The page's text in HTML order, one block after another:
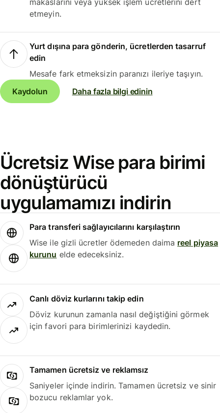
makaslarını veya yüksek işlem ücretlerini dert
etmeyin.
Yurt dışına para gönderin, ücretlerden tasarruf
edin
Mesafe fark etmeksizin paranızı ileriye taşıyın.
Kaydolun
Daha fazla bilgi edinin
Ücretsiz Wise para birimi
dönüştürücü
uygulamamızı indirin
Para transferi sağlayıcılarını karşılaştırın
Wise ile gizli ücretler ödemeden daima reel piyasa
kurunu elde edeceksiniz.
Canlı döviz kurlarını takip edin
Döviz kurunun zamanla nasıl değiştiğini görmek
için favori para birimlerinizi kaydedin.
Tamamen ücretsiz ve reklamsız
Saniyeler içinde indirin. Tamamen ücretsiz ve sinir
bozucu reklamlar yok.